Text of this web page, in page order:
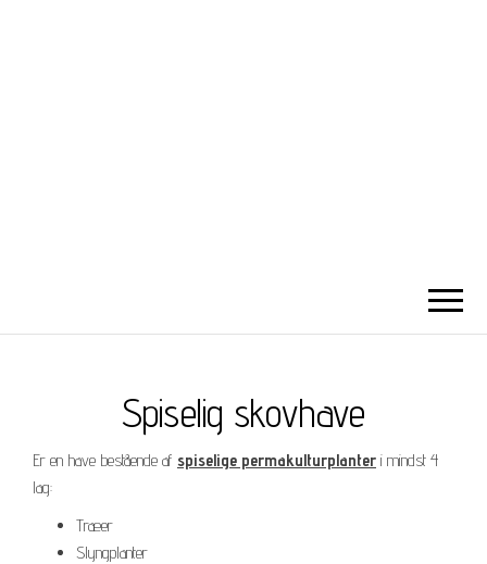
Spiselig skovhave
Er en have bestående af spiselige permakulturplanter i mindst 4
lag:
Træer
Slyngplanter